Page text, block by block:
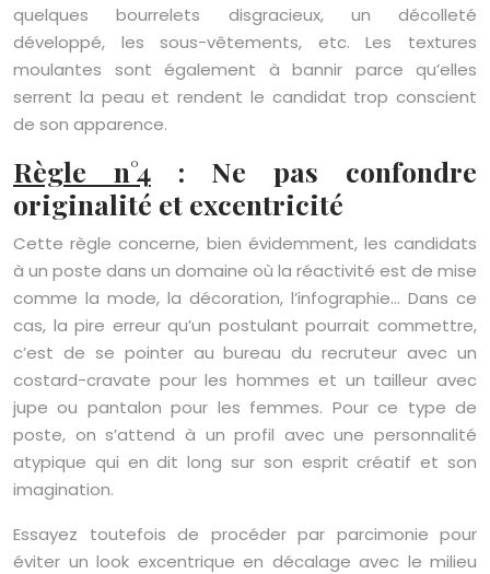
quelques bourrelets disgracieux, un décolleté
développé, les sous-vêtements, etc. Les textures
moulantes sont également à bannir parce qu’elles
serrent la peau et rendent le candidat trop conscient
de son apparence.
Règle n°4: Ne pas confondre
originalité et excentricité
Cette règle concerne, bien évidemment, les candidats
à un poste dans un domaine où la réactivité est de mise
comme la mode, la décoration, l’infographie… Dans ce
cas, la pire erreur qu’un postulant pourrait commettre,
c’est de se pointer au bureau du recruteur avec un
costard-cravate pour les hommes et un tailleur avec
jupe ou pantalon pour les femmes. Pour ce type de
poste, on s’attend à un profil avec une personnalité
atypique qui en dit long sur son esprit créatif et son
imagination.
Essayez toutefois de procéder par parcimonie pour
éviter un look excentrique en décalage avec le milieu